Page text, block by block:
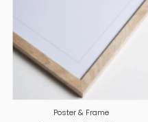
Poster & Frame